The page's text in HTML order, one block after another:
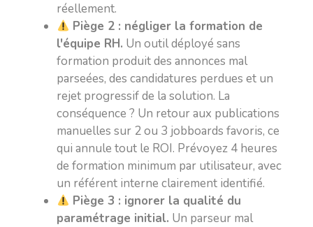
réellement.
Piège 2 : négliger la formation de
l'équipe RH. Un outil déployé sans
formation produit des annonces mal
parseées, des candidatures perdues et un
rejet progressif de la solution. La
conséquence ? Un retour aux publications
manuelles sur 2 ou 3 jobboards favoris, ce
qui annule tout le ROI. Prévoyez 4 heures
de formation minimum par utilisateur, avec
un référent interne clairement identifié.
Piège 3 : ignorer la qualité du
paramétrage initial. Un parseur mal